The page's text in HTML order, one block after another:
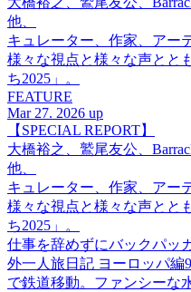
他、
キュレーター、作家、アー
様々な視点と様々な声とと
ち2025」。
FEATURE
Mar 27. 2026 up
【SPECIAL REPORT】
大橋裕之、鷲尾友公、
他、
キュレーター、作家、アー
様々な視点と様々な声とと
ち2025」。
仕事を辞めずにバックパッ
外一人旅日記 ヨーロッパ編
で鉄道移動。ファンシーな